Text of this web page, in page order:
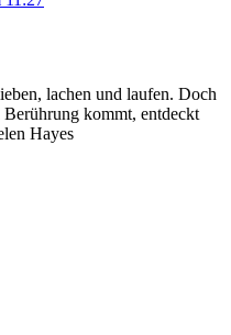
lachen und laufen. Doch
kommt, entdeckt
Hayes